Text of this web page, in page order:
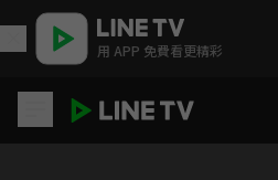
用 APP 免費看更精彩